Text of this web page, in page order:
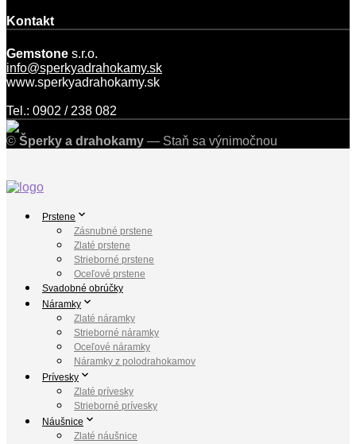
Kontakt
Gemstone s.r.o.
info@sperkyadrahokamy.sk
www.sperkyadrahokamy.sk
Tel.: 0902 / 238 082
© Šperky a drahokamy — Staň sa výnimočnou
Prstene
Zásnubné prstene
Zlaté prstene
Strieborné prstene
Oceľové prstene
Svadobné obrúčky
Náramky
Zlaté náramky
Strieborné náramky
Oceľové náramky
Náramky z polodrahokamov
Prívesky
Zlaté prívesky
Strieborné prívesky
Náušnice
Zlaté náušnice